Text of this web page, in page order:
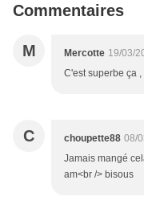
Commentaires
M Mercotte 19/03/
C'est superbe ça
C choupette88 08/
Jamais mangé
am<br /> bisous